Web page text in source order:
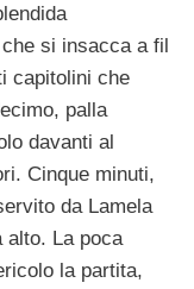
che si insacca a fil
capitolini che
palla
davanti al
Cinque minuti,
da Lamela
alto. La poca
la partita,